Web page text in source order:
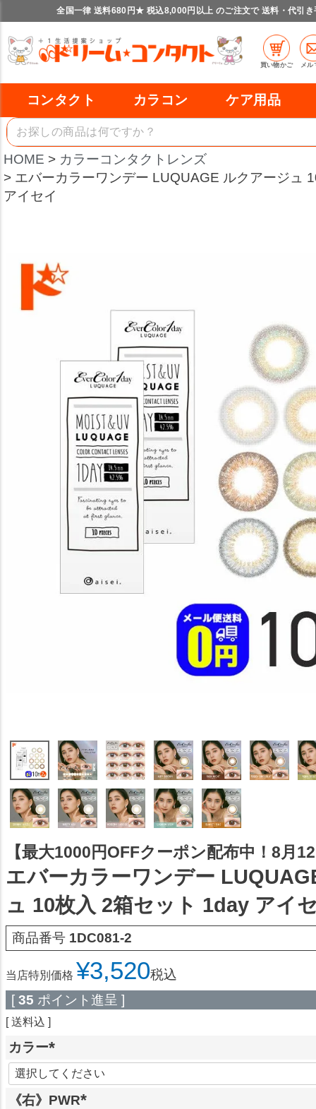
全国一律 送料680円★ 税込8,000円以上 のご注文で 送料・代引き
買い物かご メル
コンタクト カラコン ケア用品
HOME
カラーコンタクトレンズ
エバーカラーワンデー LUQUAGE ルクアージュ
アイセイ
【最大1000円OFFクーポン配布中！8月
エバーカラーワンデー
ュ 10枚入 2箱セット 1day アイ
商品番号 1DC081-2
当店特別価格 ¥3,520税込
[ 35 ポイント進呈 ]
送料込
カラー
(
必
須
《右》PWR